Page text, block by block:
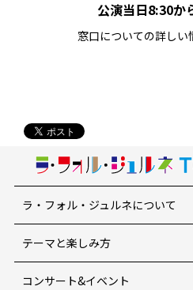
公演当日8:30か
窓口についての詳しい
ラ・フォル・ジュルネについて
テーマと楽しみ方
コンサート&イベント